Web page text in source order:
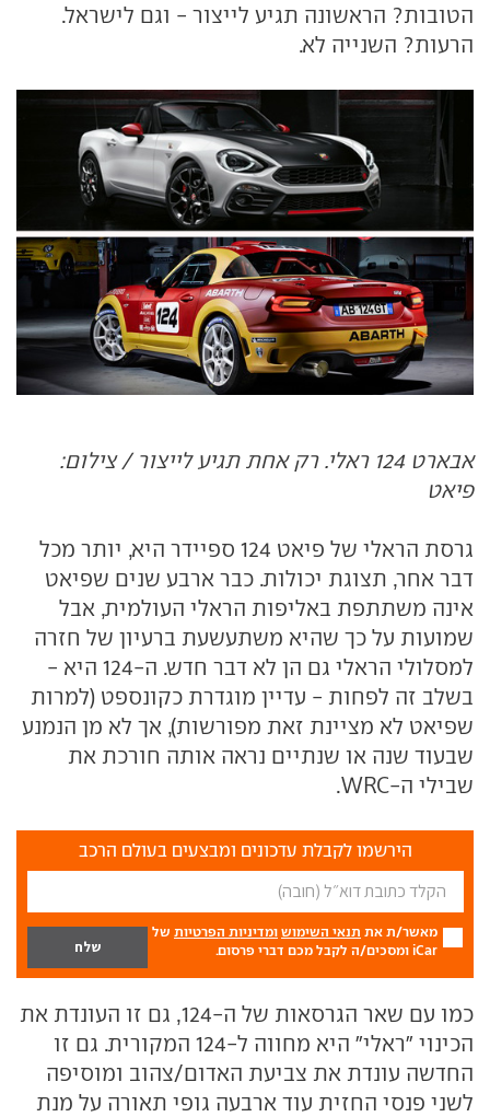
הטובות? הראשונה תגיע לייצור - וגם לישראל.
הרעות? השנייה לא.
אבארט 124 ראלי. רק אחת תגיע לייצור / צילום:
פיאט
גרסת הראלי של פיאט 124 ספיידר היא, יותר מכל
דבר אחר, תצוגת יכולות. כבר ארבע שנים שפיאט
אינה משתתפת באליפות הראלי העולמית, אבל
שמועות על כך שהיא משתעשעת ברעיון של חזרה
למסלולי הראלי גם הן לא דבר חדש. ה-124 היא -
בשלב זה לפחות - עדיין מוגדרת כקונספט (למרות
שפיאט לא מציינת זאת מפורשות), אך לא מן הנמנע
שבעוד שנה או שנתיים נראה אותה חורכת את
שבילי ה-WRC.
הירשמו לקבלת עדכונים ומבצעים בעולם הרכב
מאשר/ת את תנאי השימוש ומדיניות הפרטיות של
iCar ומסכים/ה לקבל מכם דברי פרסום.
כמו עם שאר הגרסאות של ה-124, גם זו העונדת את
הכינוי "ראלי" היא מחווה ל-124 המקורית. גם זו
החדשה עונדת את צביעת האדום/צהוב ומוסיפה
לשני פנסי החזית עוד ארבעה גופי תאורה על מנת